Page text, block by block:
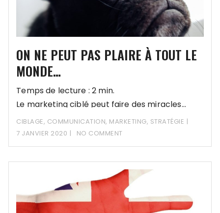
ON NE PEUT PAS PLAIRE À TOUT LE
MONDE…
Temps de lecture : 2 min.
Le marketing ciblé peut faire des miracles…
CIBLAGE, COMMUNICATION, MARKETING, STRATÉGIE
7 JANVIER 2020
NO COMMENT